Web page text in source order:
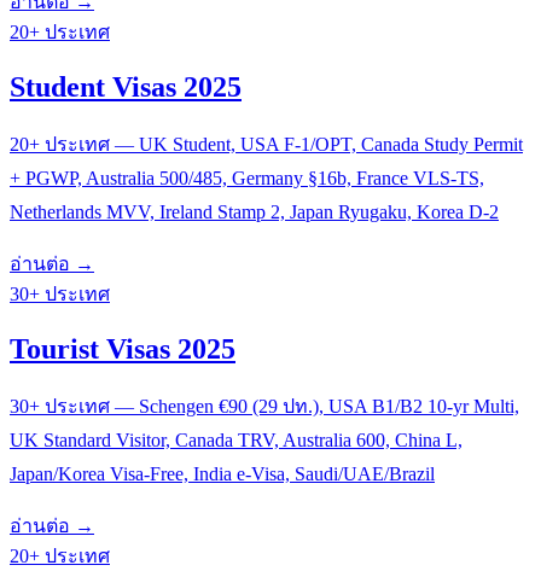
20+ ประเทศ
Student Visas 2025
20+ ประเทศ — UK Student, USA F-1/OPT, Canada Study Permit
+ PGWP, Australia 500/485, Germany §16b, France VLS-TS,
Netherlands MVV, Ireland Stamp 2, Japan Ryugaku, Korea D-2
อ่านต่อ →
30+ ประเทศ
Tourist Visas 2025
30+ ประเทศ — Schengen €90 (29 ปท.), USA B1/B2 10-yr Multi,
UK Standard Visitor, Canada TRV, Australia 600, China L,
Japan/Korea Visa-Free, India e-Visa, Saudi/UAE/Brazil
อ่านต่อ →
20+ ประเทศ